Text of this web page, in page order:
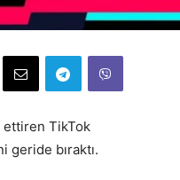
ettiren TikTok
geride bıraktı.